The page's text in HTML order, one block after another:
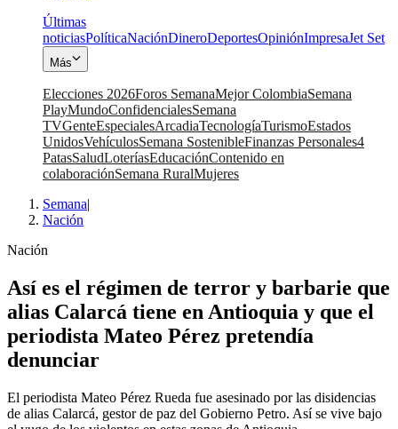
Últimas
noticiasPolíticaNaciónDineroDeportesOpiniónImpresaJet Set
Más
Elecciones 2026Foros SemanaMejor ColombiaSemana
PlayMundoConfidencialesSemana
TVGenteEspecialesArcadiaTecnologíaTurismoEstados
UnidosVehículosSemana SostenibleFinanzas Personales4
PatasSaludLoteríasEducaciónContenido en
colaboraciónSemana RuralMujeres
Semana|
Nación
Nación
Así es el régimen de terror y barbarie que
alias Calarcá tiene en Antioquia y que el
periodista Mateo Pérez pretendía
denunciar
El periodista Mateo Pérez Rueda fue asesinado por las disidencias
de alias Calarcá, gestor de paz del Gobierno Petro. Así se vive bajo